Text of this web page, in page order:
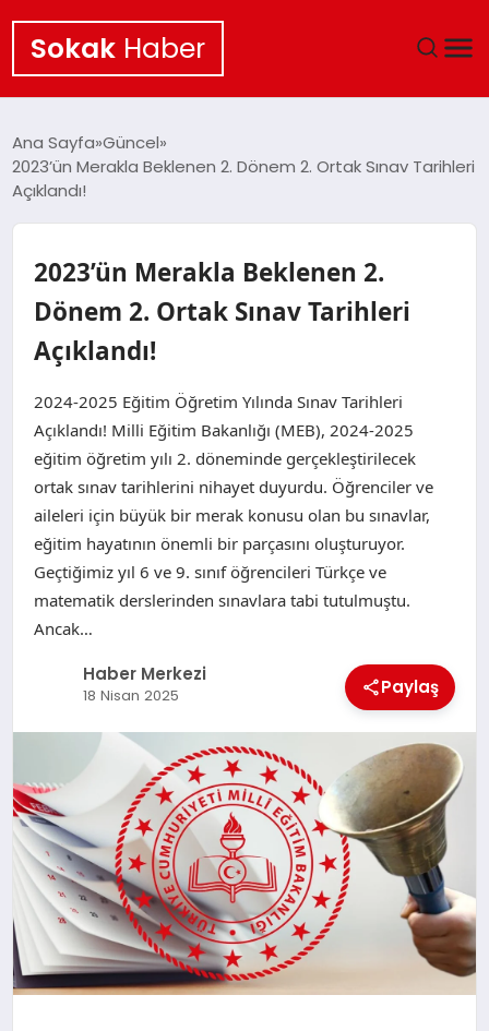
Sokak Haber
EKONOMI
KÜLTÜR SANAT
SAĞLIK
TEKNOLOJI
Ana Sayfa Güncel
2023’ün Merakla Beklenen 2. Dönem 2. Ortak Sınav Tarihleri
Açıklandı!
2023’ün Merakla Beklenen 2.
Dönem 2. Ortak Sınav Tarihleri
Açıklandı!
2024-2025 Eğitim Öğretim Yılında Sınav Tarihleri
Açıklandı! Milli Eğitim Bakanlığı (MEB), 2024-2025
eğitim öğretim yılı 2. döneminde gerçekleştirilecek
ortak sınav tarihlerini nihayet duyurdu. Öğrenciler ve
aileleri için büyük bir merak konusu olan bu sınavlar,
eğitim hayatının önemli bir parçasını oluşturuyor.
Geçtiğimiz yıl 6 ve 9. sınıf öğrencileri Türkçe ve
matematik derslerinden sınavlara tabi tutulmuştu.
Ancak…
Haber Merkezi
18 Nisan 2025 Paylaş